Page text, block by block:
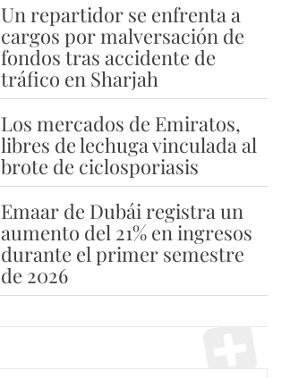
Un repartidor se enfrenta a
cargos por malversación de
fondos tras accidente de
tráfico en Sharjah
Los mercados de Emiratos,
libres de lechuga vinculada al
brote de ciclosporiasis
Emaar de Dubái registra un
aumento del 21% en ingresos
durante el primer semestre
de 2026